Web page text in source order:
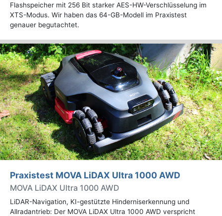
Flashspeicher mit 256 Bit starker AES-HW-Verschlüsselung im
XTS-Modus. Wir haben das 64-GB-Modell im Praxistest
genauer begutachtet.
Praxistest MOVA LiDAX Ultra 1000 AWD
MOVA LiDAX Ultra 1000 AWD
LiDAR-Navigation, KI-gestützte Hinderniserkennung und
Allradantrieb: Der MOVA LiDAX Ultra 1000 AWD verspricht